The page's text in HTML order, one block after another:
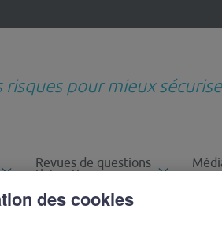
pour mieux
Revues de questions
thématiques
des cookies